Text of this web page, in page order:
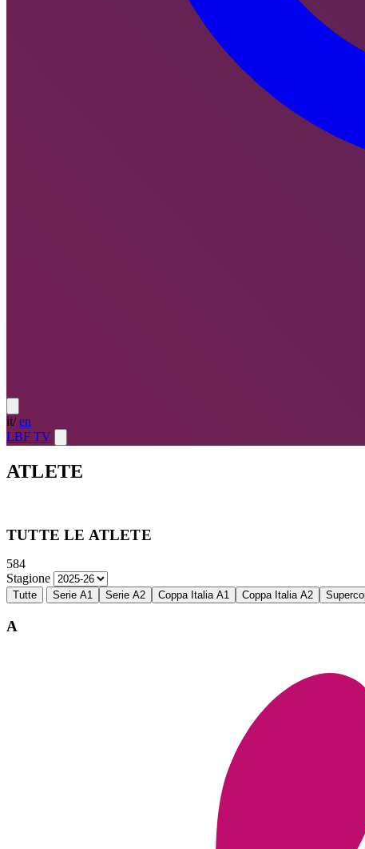
it/ en
LBF TV
ATLETE
TUTTE LE ATLETE
584
Stagione
Tutte Serie A1 Serie A2 Coppa Italia A1 Coppa Italia A2
A